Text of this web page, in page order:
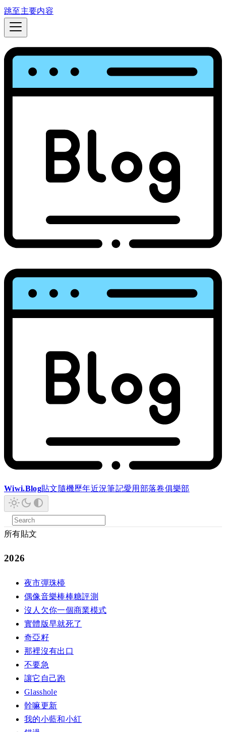
跳至主要内容
Wiwi.Blog貼文隨機歷年近況筆記愛用 部落卷俱樂部
所有貼文
2026
夜市彈珠檯
偶像音樂棒棒糖評測
沒人欠你一個商業模式
實體版早就死了
奇亞籽
那裡沒有出口
不要急
讓它自己跑
Glasshole
幹嘛更新
我的小藍和小紅